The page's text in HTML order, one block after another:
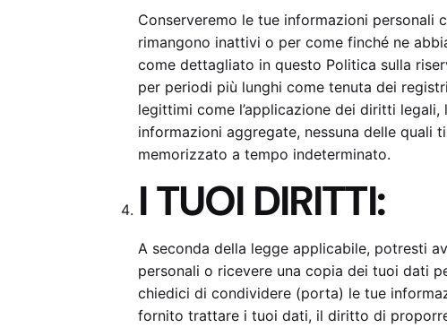
Conserveremo le tue informazioni
rimangono inattivi o per come finché ne
come dettagliato in questo Politica sulla
per periodi più lunghi come tenuta dei
legittimi come l’applicazione dei diritti
informazioni aggregate, nessuna delle
memorizzato a tempo indeterminato.
I TUOI DIRITTI:
A seconda della legge applicabile, potresti
personali o ricevere una copia dei tuoi dati
chiedici di condividere (porta) le tue
fornito trattare i tuoi dati, il diritto di